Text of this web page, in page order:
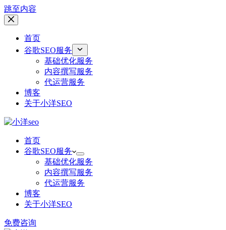
跳至内容
首页
谷歌SEO服务
基础优化服务
内容撰写服务
代运营服务
博客
关于小洋SEO
首页
谷歌SEO服务
基础优化服务
内容撰写服务
代运营服务
博客
关于小洋SEO
免费咨询